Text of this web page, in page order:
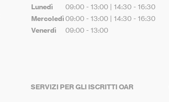
Lunedì 09:00 - 13:00 | 14:30 - 16:30
Mercoledì 09:00 - 13:00 | 14:30 - 16:30
Venerdì 09:00 - 13:00
SERVIZI PER GLI ISCRITTI OAR